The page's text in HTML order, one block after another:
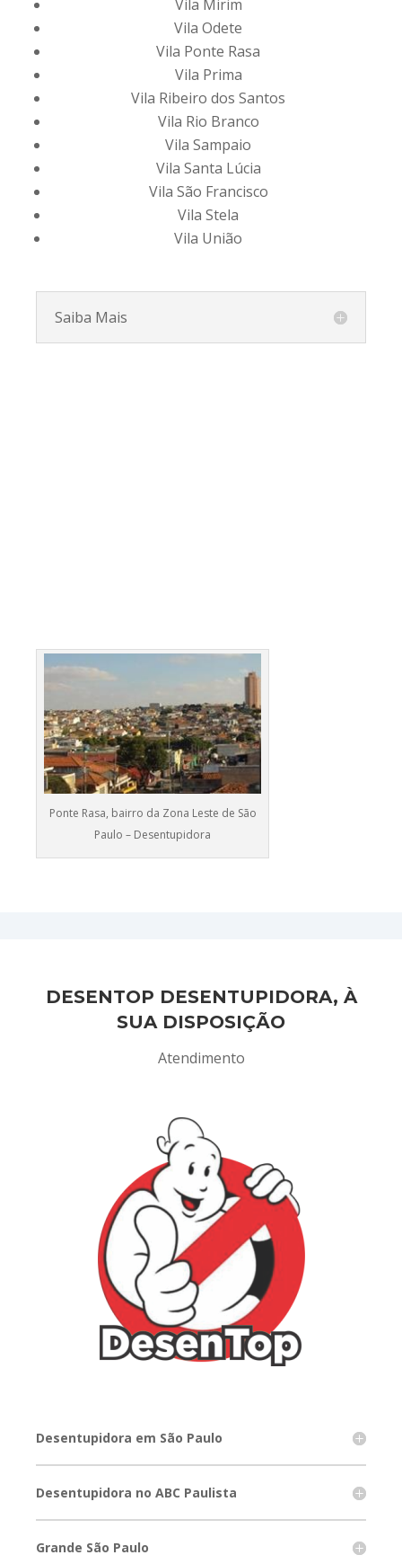
Vila Mirim
Vila Odete
Vila Ponte Rasa
Vila Prima
Vila Ribeiro dos Santos
Vila Rio Branco
Vila Sampaio
Vila Santa Lúcia
Vila São Francisco
Vila Stela
Vila União
Saiba Mais
Ponte Rasa, bairro da Zona Leste de São
Paulo – Desentupidora
DESENTOP DESENTUPIDORA, À
SUA DISPOSIÇÃO
Atendimento
Desentupidora em São Paulo
Desentupidora no ABC Paulista
Grande São Paulo